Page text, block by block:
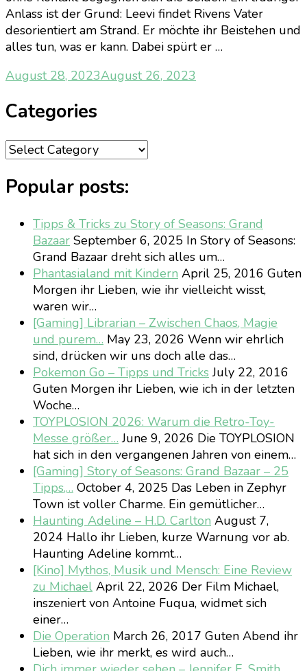
Anlass ist der Grund: Leevi findet Rivens Vater
desorientiert am Strand. Er möchte ihr Beistehen und
alles tun, was er kann. Dabei spürt er …
August 28, 2023August 26, 2023
Categories
Categories
Popular posts:
Tipps & Tricks zu Story of Seasons: Grand
Bazaar September 6, 2025 In Story of Seasons:
Grand Bazaar dreht sich alles um…
Phantasialand mit Kindern April 25, 2016 Guten
Morgen ihr Lieben, wie ihr vielleicht wisst,
waren wir…
[Gaming] Librarian – Zwischen Chaos, Magie
und purem… May 23, 2026 Wenn wir ehrlich
sind, drücken wir uns doch alle das…
Pokemon Go – Tipps und TricksJuly 22, 2016
Guten Morgen ihr Lieben, wie ich in der letzten
Woche…
TOYPLOSION 2026: Warum die Retro-Toy-
Messe größer… June 9, 2026 Die TOYPLOSION
hat sich in den vergangenen Jahren von einem…
[Gaming] Story of Seasons: Grand Bazaar – 25
Tipps,… October 4, 2025 Das Leben in Zephyr
Town ist voller Charme. Ein gemütlicher…
Haunting Adeline – H.D. Carlton August 7,
2024 Hallo ihr Lieben, kurze Warnung vor ab.
Haunting Adeline kommt…
[Kino] Mythos, Musik und Mensch: Eine Review
zu Michael April 22, 2026 Der Film Michael,
inszeniert von Antoine Fuqua, widmet sich
einer…
Die Operation March 26, 2017 Guten Abend ihr
Lieben, wie ihr merkt, es wird auch…